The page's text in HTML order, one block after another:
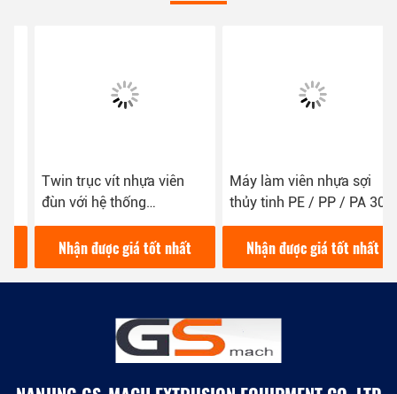
Twin trục vít nhựa viên
đùn với hệ thống
Pelletizing cắt dưới nước
Nhận được giá tốt nhất
Máy làm viên nhựa sợi
thủy tinh PE / PP / PA 30-
50 Kg / H Công suất
Nhận được giá tốt nhất